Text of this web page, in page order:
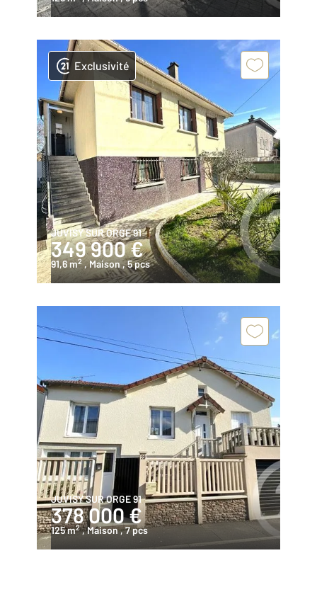
Exclusivité
JUVISY SUR ORGE 91
349 900 €
91,6 m2 , Maison, 5 pcs
JUVISY SUR ORGE 91
378 000 €
125 m2 , Maison, 7 pcs